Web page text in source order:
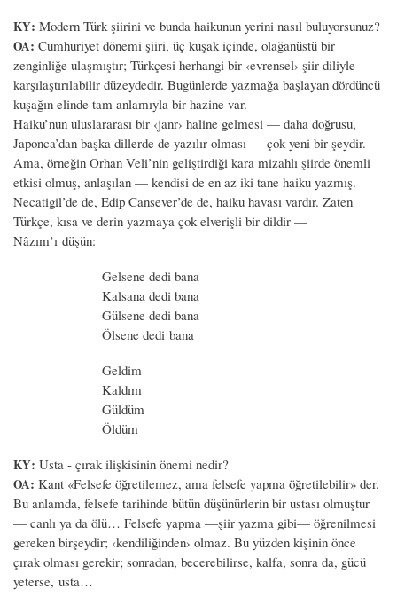
KY: Modern Türk şiirini ve bunda haikunun yerini nasıl buluyorsunuz?
OA: Cumhuriyet dönemi şiiri, üç kuşak içinde, olağanüstü bir
zenginliğe ulaşmıştır; Türkçesi herhangi bir ‹evrensel› şiir diliyle
karşılaştırılabilir düzeydedir. Bugünlerde yazmağa başlayan dördüncü
kuşağın elinde tam anlamıyla bir hazine var.
Haiku’nun uluslararası bir ‹janr› haline gelmesi — daha doğrusu,
Japonca’dan başka dillerde de yazılır olması — çok yeni bir şeydir.
Ama, örneğin Orhan Veli’nin geliştirdiği kara mizahlı şiirde önemli
etkisi olmuş, anlaşılan — kendisi de en az iki tane haiku yazmış.
Necatigil’de de, Edip Cansever’de de, haiku havası vardır. Zaten
Türkçe, kısa ve derin yazmaya çok elverişli bir dildir —
Nâzım’ı düşün:
Gelsene dedi bana
Kalsana dedi bana
Gülsene dedi bana
Ölsene dedi bana
Geldim
Kaldım
Güldüm
Öldüm
KY: Usta - çırak ilişkisinin önemi nedir?
OA: Kant «Felsefe öğretilemez, ama felsefe yapma öğretilebilir» der.
Bu anlamda, felsefe tarihinde bütün düşünürlerin bir ustası olmuştur
— canlı ya da ölü… Felsefe yapma —şiir yazma gibi— öğrenilmesi
gereken birşeydir; ‹kendiliğinden› olmaz. Bu yüzden kişinin önce
çırak olması gerekir; sonradan, becerebilirse, kalfa, sonra da, gücü
yeterse, usta…